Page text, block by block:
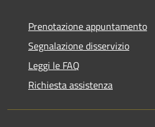
Prenotazione appuntamento
Segnalazione disservizio
Leggi le FAQ
Richiesta assistenza